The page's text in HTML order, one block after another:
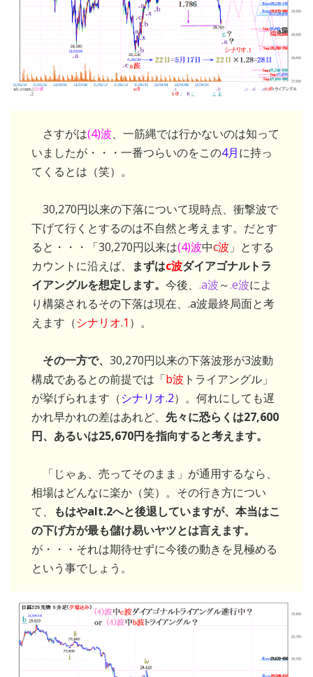
さすがは(4)波、一筋縄では行かないのは知って
いましたが・・・一番つらいのをこの4月に持っ
てくるとは（笑）。
30,270円以来の下落について現時点、衝撃波で
下げて行くとするのは不自然と考えます。だとす
ると・・・「30,270円以来は(4)波中c波 」とする
カウントに沿えば、
まずはc波ダイアゴナルトラ
イアングルを想定します。 今後、 .a波～.e波によ
り構築されるその下落は現在、.a波最終局面と考
えます（シナリオ.1 ）。
その一方で、 30,270円以来の下落波形が3波動
構成であるとの前提では「b波 トライアングル」
が挙げられます（シナリオ.2）。何れにしても遅
かれ早かれの差はあれど、 先々に恐らくは27,600
円、あるいは25,670円を指向すると考えます。
「じゃぁ、売ってそのまま」が通用するなら、
相場はどんなに楽か（笑）。その行き方につい
て、
もはやalt.2へと後退していますが、本当はこ
の下げ方が最も儲け易いヤツとは言えます。
が・・・それは期待せずに今後の動きを見極める
という事でしょう。